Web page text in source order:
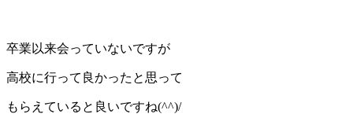
卒業以来会っていないですが
高校に行って良かったと思って
もらえていると良いですね(^^)/